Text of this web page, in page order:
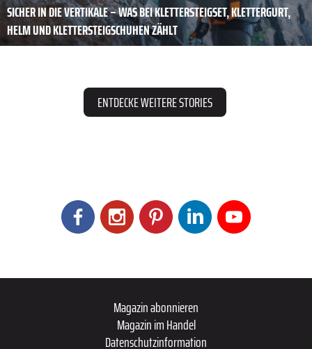
SICHER IN DIE VERTIKALE – WAS BEI KLETTERSTEIGSET, KLETTERGURT,
HELM UND KLETTERSTEIGSCHUHEN ZÄHLT
ENTDECKE WEITERE STORIES
Magazin abonnieren
Magazin im Handel
Datenschutzinformation